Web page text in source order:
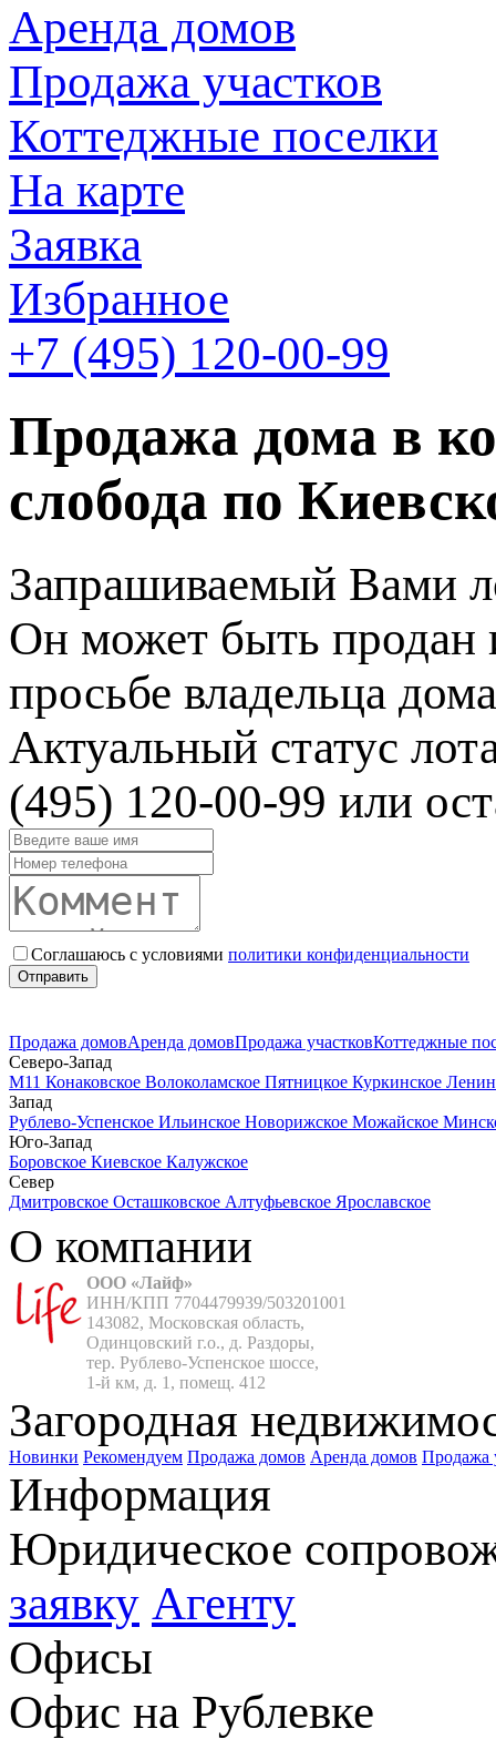
Аренда домов
Продажа участков
Коттеджные поселки
На карте
Заявка
Избранное
+7 (495) 120-00-99
Продажа дома в
слобода по
Запрашиваемый Вами
Он может быть продан
просьбе владельца
Актуальный статус
(495) 120-00-99 или
Соглашаюсь с условиями политики конфиденциальности
Отправить
Продажа домовАренда домовПродажа участковКоттеджные
Северо-Запад
М11 Конаковское Волоколамское Пятницкое Куркинское
Запад
Рублево-Успенское Ильинское Новорижское Можайское
Юго-Запад
Боровское Киевское Калужское
Север
Дмитровское Осташковское Алтуфьевское Ярославское
О компании
ООО «Лайф»
ИНН/КПП 7704479939/503201001
143082, Московская область,
Одинцовский г.о., д. Раздоры,
тер. Рублево-Успенское шоссе,
1-й км, д. 1, помещ. 412
Загородная
Новинки Рекомендуем Продажа домов Аренда домов Продажа
Информация
Юридическое
заявку Агенту
Офисы
Офис на Рублевке